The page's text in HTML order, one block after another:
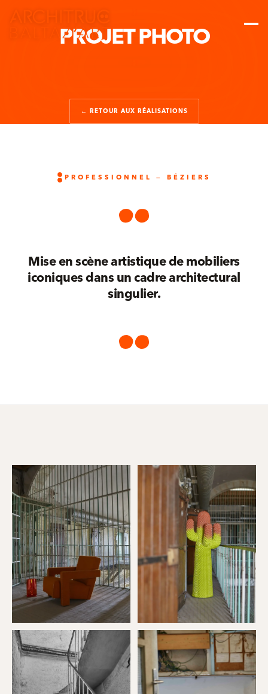
PROJET PHOTO
← RETOUR AUX RÉALISATIONS
PROFESSIONNEL — BÉZIERS
Mise en scène artistique de mobiliers
iconiques dans un cadre architectural
singulier.